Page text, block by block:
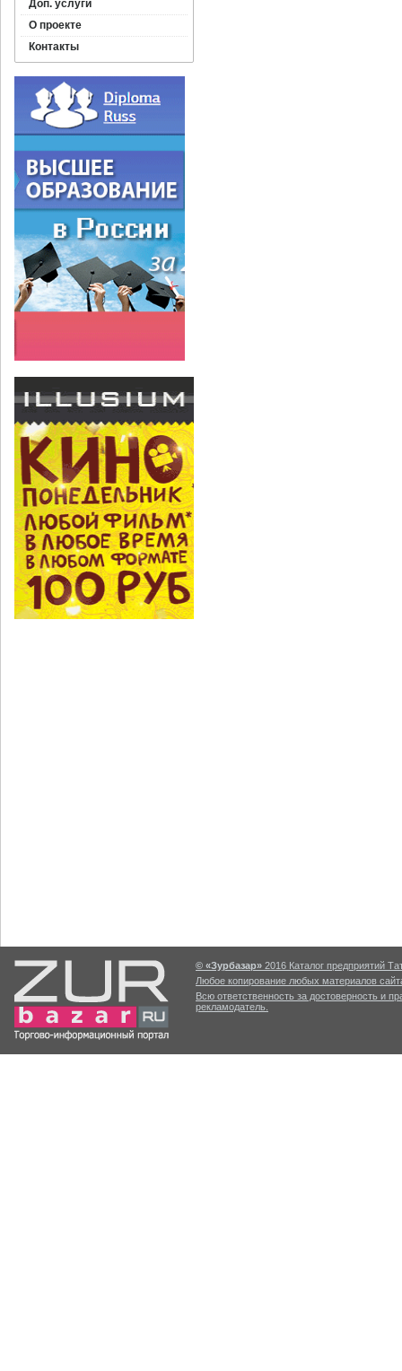
Доп. услуги
О проекте
Контакты
© «Зурбазар» 2016 Каталог предприятий
Любое копирование любых материалов
Всю ответственность за достоверность и
рекламодатель.